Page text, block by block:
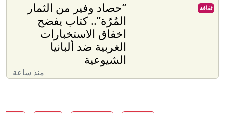
“حصاد وفير من الثمار
المُرّة”.. كتاب يفضح
اخفاق الاستخبارات
الغربية ضد ألبانيا
الشيوعية
منذ ساعة
ثقافة